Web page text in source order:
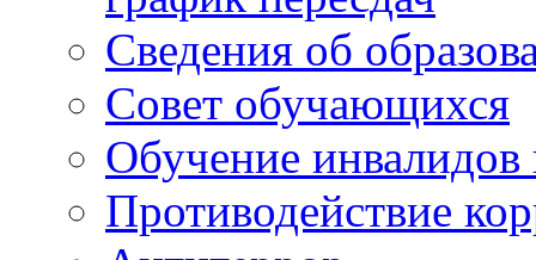
Сведения об
Совет обучающихся
Обучение
Противодействие